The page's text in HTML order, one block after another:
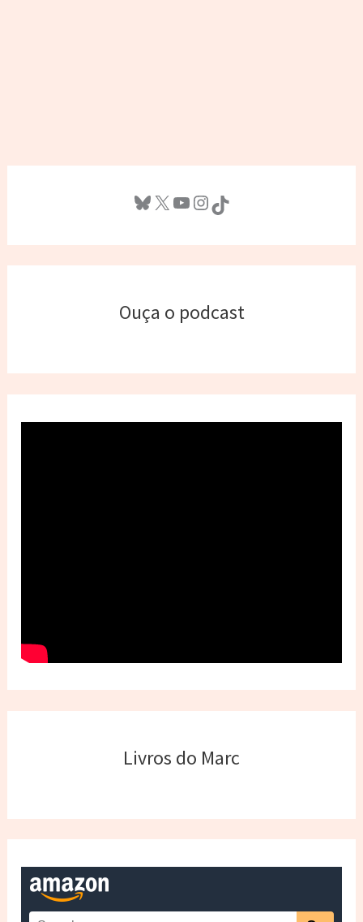
Bluesky X Youtube InstagramTikTok
Ouça o podcast
Livros do Marc